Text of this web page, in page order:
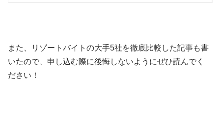
また、リゾートバイトの大手5社を徹底比較した記事も書
いたので、申し込む際に後悔しないようにぜひ読んでく
ださい！